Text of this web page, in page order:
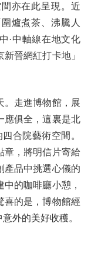
亦在此呈現。近
爐煮茶、沸騰人
·中軸線在地文化
晉網紅打卡地」
走進博物館，展
應俱全，這裏是北
合院藝術空間。
章，將明信片寄給
產品中挑選心儀的
的咖啡廳小憩，
喜的是，博物館經
外的美好收穫。